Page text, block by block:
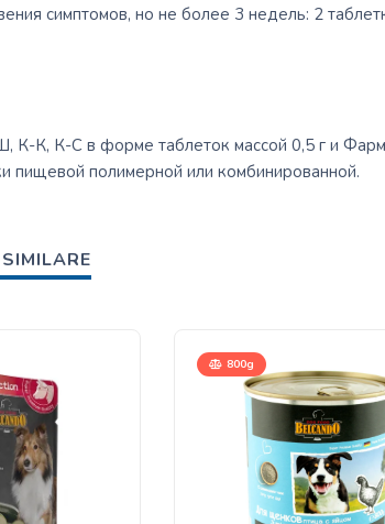
симптомов, но не более 3 недель: 2
К-К, К-С в форме таблеток массой 0,5 г и
пищевой полимерной или комбинированной.
800g